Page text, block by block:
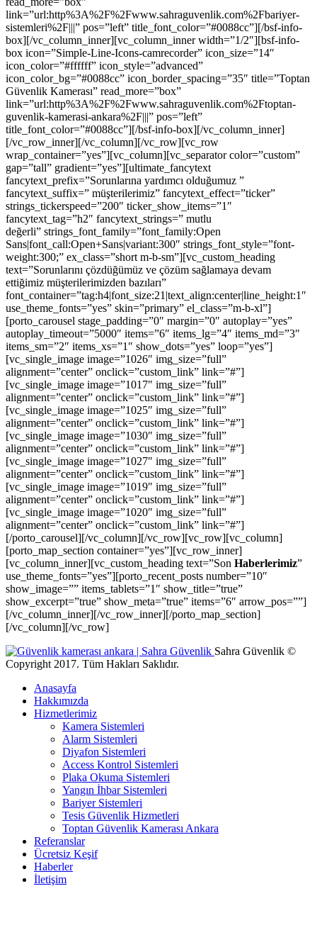
link=”url:http%3A%2F%2Fwww.sahraguvenlik.com%2Fbariyer-
sistemleri%2F|||” pos=”left” title_font_color=”#0088cc”][/bsf-info-
box][/vc_column_inner][vc_column_inner width=”1/2″][bsf-info-
box icon=”Simple-Line-Icons-camrecorder” icon_size=”14″
icon_color=”#ffffff” icon_style=”advanced”
icon_color_bg=”#0088cc” icon_border_spacing=”35″ title=”Toptan
Güvenlik Kamerası” read_more=”box”
link=”url:http%3A%2F%2Fwww.sahraguvenlik.com%2Ftoptan-
guvenlik-kamerasi-ankara%2F|||” pos=”left”
title_font_color=”#0088cc”][/bsf-info-box][/vc_column_inner]
[/vc_row_inner][/vc_column][/vc_row][vc_row
wrap_container=”yes”][vc_column][vc_separator color=”custom”
gap=”tall” gradient=”yes”][ultimate_fancytext
fancytext_prefix=”Sorunlarına yardımcı olduğumuz ”
fancytext_suffix=” müşterilerimiz” fancytext_effect=”ticker”
strings_tickerspeed=”200″ ticker_show_items=”1″
fancytext_tag=”h2″ fancytext_strings=” mutlu
değerli” strings_font_family=”font_family:Open
Sans|font_call:Open+Sans|variant:300″ strings_font_style=”font-
weight:300;” ex_class=”short m-b-sm”][vc_custom_heading
text=”Sorunlarını çözdüğümüz ve çözüm sağlamaya devam
ettiğimiz müşterilerimizden bazıları”
font_container=”tag:h4|font_size:21|text_align:center|line_height:1″
use_theme_fonts=”yes” skin=”primary” el_class=”m-b-xl”]
[porto_carousel stage_padding=”0″ margin=”0″ autoplay=”yes”
autoplay_timeout=”5000″ items=”6″ items_lg=”4″ items_md=”3″
items_sm=”2″ items_xs=”1″ show_dots=”yes” loop=”yes”]
[vc_single_image image=”1026″ img_size=”full”
alignment=”center” onclick=”custom_link” link=”#”]
[vc_single_image image=”1017″ img_size=”full”
alignment=”center” onclick=”custom_link” link=”#”]
[vc_single_image image=”1025″ img_size=”full”
alignment=”center” onclick=”custom_link” link=”#”]
[vc_single_image image=”1030″ img_size=”full”
alignment=”center” onclick=”custom_link” link=”#”]
[vc_single_image image=”1027″ img_size=”full”
alignment=”center” onclick=”custom_link” link=”#”]
[vc_single_image image=”1019″ img_size=”full”
alignment=”center” onclick=”custom_link” link=”#”]
[vc_single_image image=”1020″ img_size=”full”
alignment=”center” onclick=”custom_link” link=”#”]
[/porto_carousel][/vc_column][/vc_row][vc_row][vc_column]
[porto_map_section container=”yes”][vc_row_inner]
[vc_column_inner][vc_custom_heading text=”Son Haberlerimiz”
use_theme_fonts=”yes”][porto_recent_posts number=”10″
show_image=”” items_tablets=”1″ show_title=”true”
show_excerpt=”true” show_meta=”true” items=”6″ arrow_pos=””]
[/vc_column_inner][/vc_row_inner][/porto_map_section]
[/vc_column][/vc_row]
Sahra Güvenlik ©
Copyright 2017. Tüm Hakları Saklıdır.
Anasayfa
Hakkımızda
Hizmetlerimiz
Kamera Sistemleri
Alarm Sistemleri
Diyafon Sistemleri
Access Kontrol Sistemleri
Plaka Okuma Sistemleri
Yangın İhbar Sistemleri
Bariyer Sistemleri
Tesis Güvenlik Hizmetleri
Toptan Güvenlik Kamerası Ankara
Referanslar
Ücretsiz Keşif
Haberler
İletişim